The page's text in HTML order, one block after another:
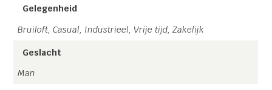
Gelegenheid
Bruiloft, Casual, Industrieel, Vrije tijd, Zakelijk
Geslacht
Man